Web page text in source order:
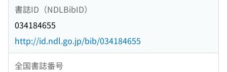
書誌ID（NDLBibID）
034184655
http://id.ndl.go.jp/bib/034184655
全国書誌番号